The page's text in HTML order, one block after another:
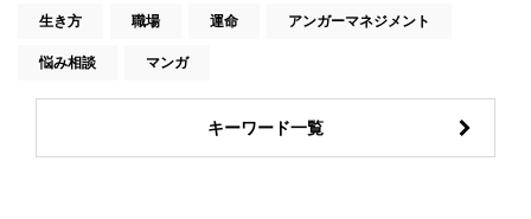
生き方 職場 運命 アンガーマネジメント
悩み相談 マンガ
キーワード一覧